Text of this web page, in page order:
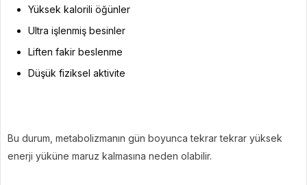
Yüksek kalorili öğünler
Ultra işlenmiş besinler
Liften fakir beslenme
Düşük fiziksel aktivite
Bu durum, metabolizmanın gün boyunca tekrar tekrar yüksek
enerji yüküne maruz kalmasına neden olabilir.